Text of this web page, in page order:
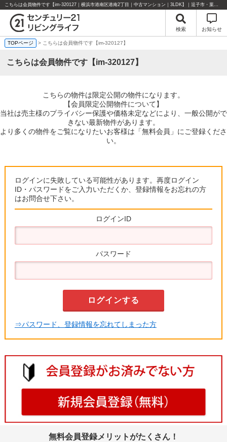
こちらは会員物件です【im-320127｜横浜市港南区港南2丁目｜中古マンション｜3LDK】｜逗子市・葉山町・湘南エリアの不動産のことならセンチュリー21リビングライフにお任せください！
検索 お知らせ
TOPページ > こちらは会員物件です【im-320127】
こちらは会員物件です【im-320127】
こちらの物件は限定公開の物件になります。
【会員限定公開物件について】
当社は売主様のプライバシー保護や価格未定などにより、一般公開がで
きない最新物件があります。
より多くの物件をご覧になりたいお客様は「無料会員」にご登録くださ
い。
ログインに失敗している可能性があります。再度ログイン
ID・パスワードをご入力いただくか、登録情報をお忘れの方
はお問合せ下さい。
ログインID
パスワード
⇒パスワード、登録情報を忘れてしまった方
無料会員登録メリットがたくさん！